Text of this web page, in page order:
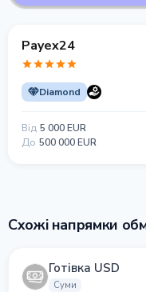
Payex24
Diamond
Від 5 000 EUR
До 500 000 EUR
Схожі напрямки
Готівка USD
Суми